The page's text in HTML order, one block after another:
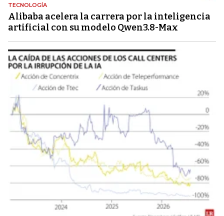
TECNOLOGÍA
Alibaba acelera la carrera por la inteligencia
artificial con su modelo Qwen3.8-Max